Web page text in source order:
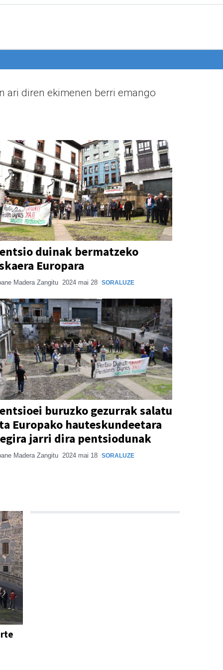
ari diren ekimenen berri emango
duinak bermatzeko
Europara
Madera Zangitu 2024 mai 28 SORALUZE
buruzko gezurrak salatu
Europako hauteskundeetara
jarri dira pentsiodunak
Madera Zangitu 2024 mai 18 SORALUZE